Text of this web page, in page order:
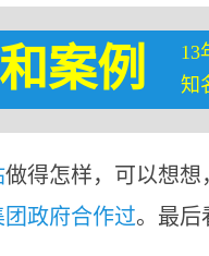
和案例
13
知
做得怎样，可以想
政府合作过。最后